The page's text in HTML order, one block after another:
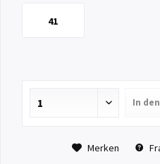
41
In den
Merken